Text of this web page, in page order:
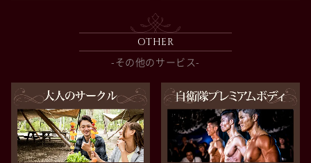
OTHER
-その他のサービス-